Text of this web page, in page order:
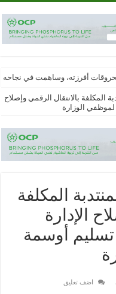
أفرزته، وساهمت في
المكلفة بالانتقال الرقمي وإصلاح
الوزارة
المكلفة
الإدارة
أوسمة
اضف تعليق